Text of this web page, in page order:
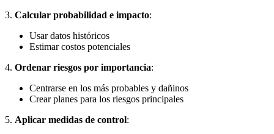
3. Calcular probabilidad e impacto:
Usar datos históricos
Estimar costos potenciales
4. Ordenar riesgos por importancia:
Centrarse en los más probables y dañinos
Crear planes para los riesgos principales
5. Aplicar medidas de control: